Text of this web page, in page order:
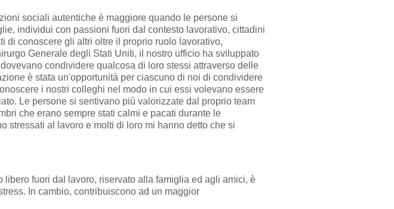
sociali autentiche è maggiore quando le persone si
individui con passioni fuori dal contesto lavorativo, cittadini
di conoscere gli altri oltre il proprio ruolo lavorativo,
Generale degli Stati Uniti, il nostro ufficio ha sviluppato
condividere qualcosa di loro stessi attraverso delle
è stata un'opportunità per ciascuno di noi di condividere
i nostri colleghi nel modo in cui essi volevano essere
Le persone si sentivano più valorizzate dal proprio team
che erano sempre stati calmi e pacati durante le
stressati al lavoro e molti di loro mi hanno detto che si
fuori dal lavoro, riservato alla famiglia ed agli amici, è
In cambio, contribuiscono ad un maggior